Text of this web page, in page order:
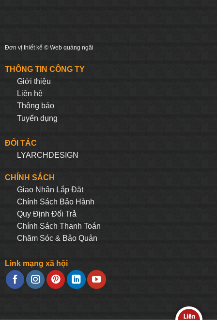
Đơn vị thiết kế © Web quảng ngãi
THÔNG TIN CÔNG TY
Giới thiệu
Liên hệ
Thông báo
Tuyển dụng
ĐỐI TÁC
LYARCHDESIGN
CHÍNH SÁCH
Giao Nhận Lắp Đặt
Chính Sách Bảo Hành
Quy Định Đối Trả
Chính Sách Thanh Toán
Chăm Sóc & Bảo Quản
Link mạng xã hội